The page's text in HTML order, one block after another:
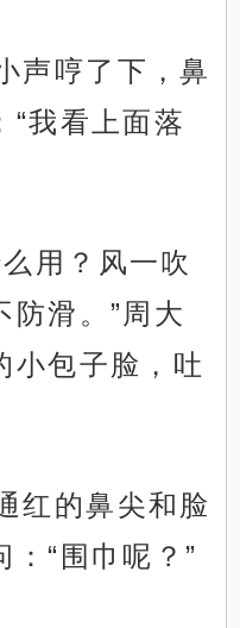
声哼了下，鼻
“我看上面落
用？风一吹
防滑。”周大
小包子脸，吐
红的鼻尖和脸
“围巾呢？”